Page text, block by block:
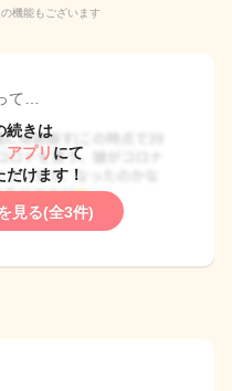
機能もございます
て…
続きは
アプリ にて
だけます！
見る(全3件)